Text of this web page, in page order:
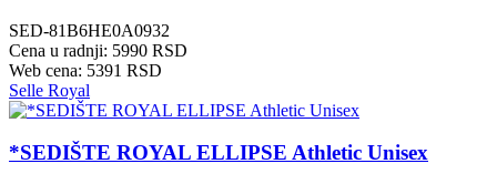
SED-81B6HE0A0932
Cena u radnji: 5990 RSD
Web cena: 5391 RSD
Selle Royal
*SEDIŠTE ROYAL ELLIPSE Athletic Unisex